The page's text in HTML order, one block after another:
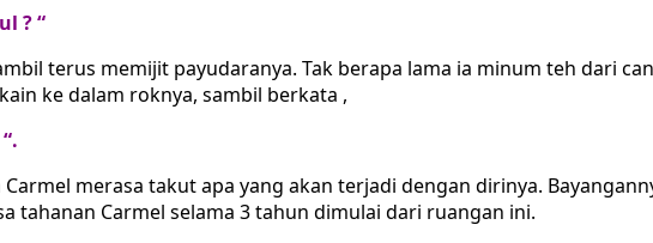
? “
terus memijit payudaranya. Tak berapa lama ia minum teh dari
ke dalam roknya, sambil berkata ,
merasa takut apa yang akan terjadi dengan dirinya.
tahanan Carmel selama 3 tahun dimulai dari ruangan ini.